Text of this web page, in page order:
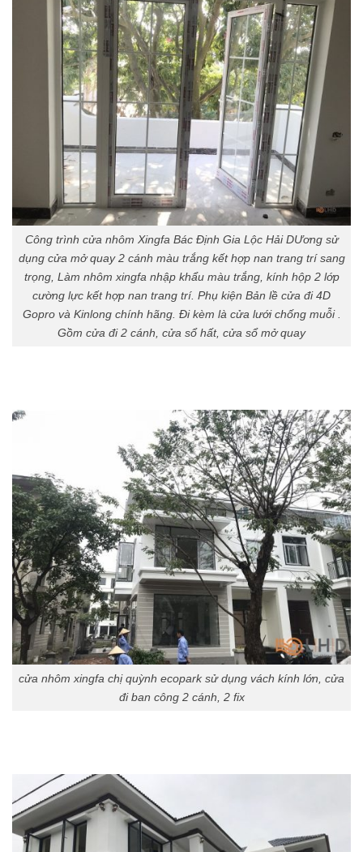
Công trình cửa nhôm Xingfa Bác Định Gia Lộc Hải DƯơng sử
dụng cửa mở quay 2 cánh màu trắng kết hợp nan trang trí sang
trọng, Làm nhôm xingfa nhập khẩu màu trắng, kính hộp 2 lớp
cường lực kết hợp nan trang trí. Phụ kiện Bản lề cửa đi 4D
Gopro và Kinlong chính hãng. Đi kèm là cửa lưới chống muỗi .
Gồm cửa đi 2 cánh, cửa sổ hất, cửa sổ mở quay
cửa nhôm xingfa chị quỳnh ecopark sử dụng vách kính lớn, cửa
đi ban công 2 cánh, 2 fix